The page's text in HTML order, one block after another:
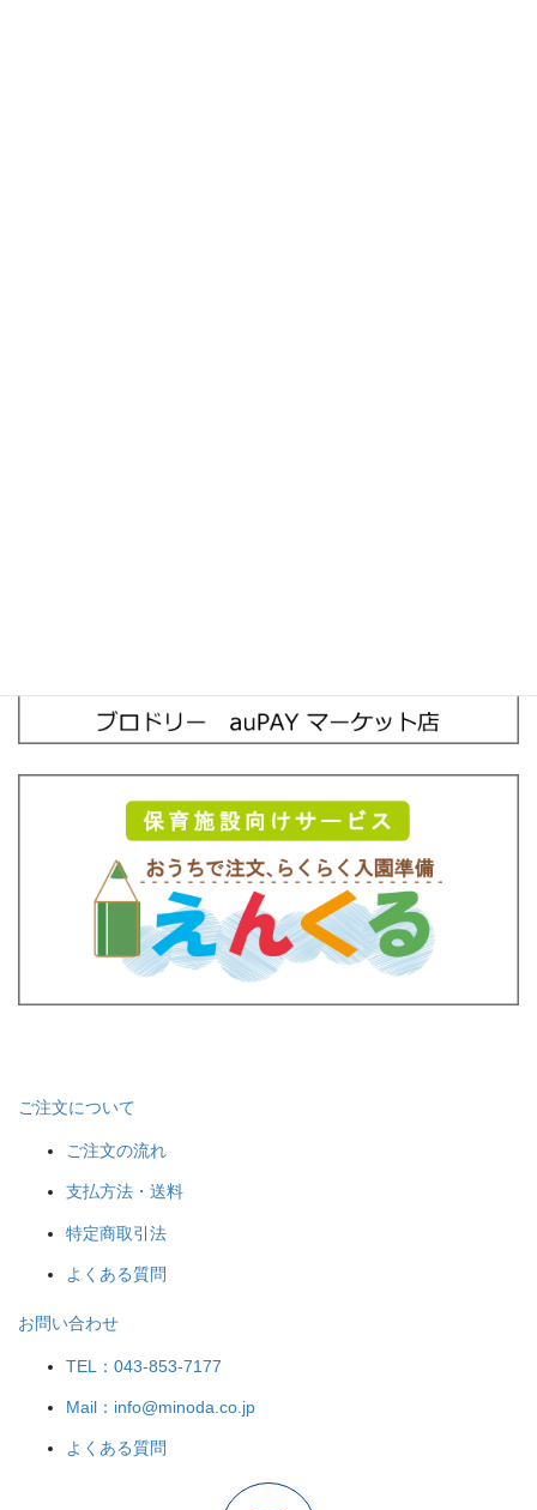
ご注文について
ご注文の流れ
支払方法・送料
特定商取引法
よくある質問
お問い合わせ
TEL：043-853-7177
Mail：info@minoda.co.jp
よくある質問